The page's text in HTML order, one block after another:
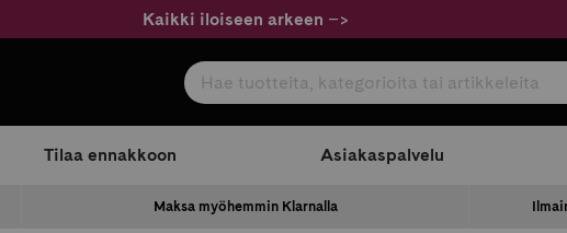
Kaikki iloiseen arkeen –>
Hae tuotteita, kategorioita tai artikkeleita
Tilaa ennakkoon Asiakaspalvelu
Maksa myöhemmin Klarnalla